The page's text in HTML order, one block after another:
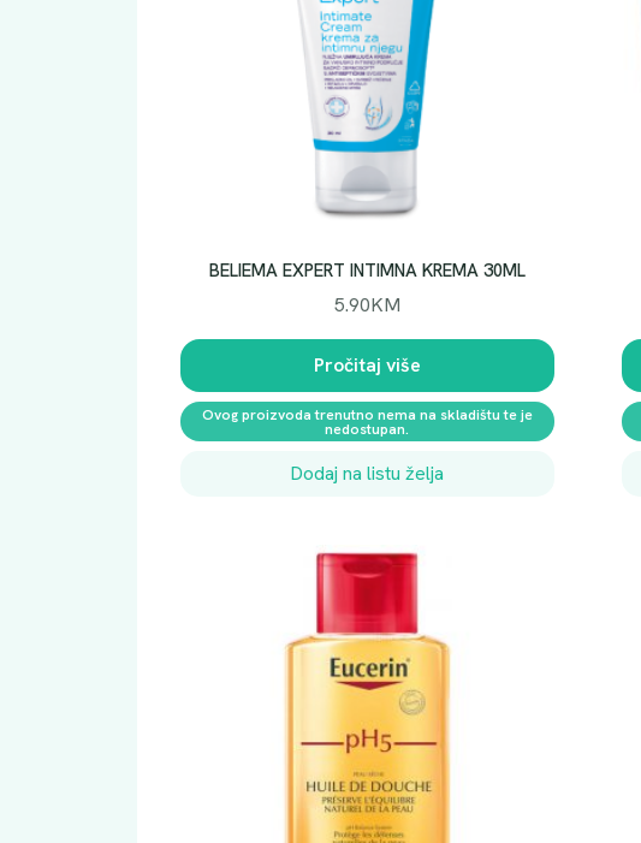
BELIEMA EXPERT INTIMNA KREMA 30ML
5.90KM
Pročitaj više
Ovog proizvoda trenutno nema na skladištu te je
nedostupan.
Dodaj na listu želja